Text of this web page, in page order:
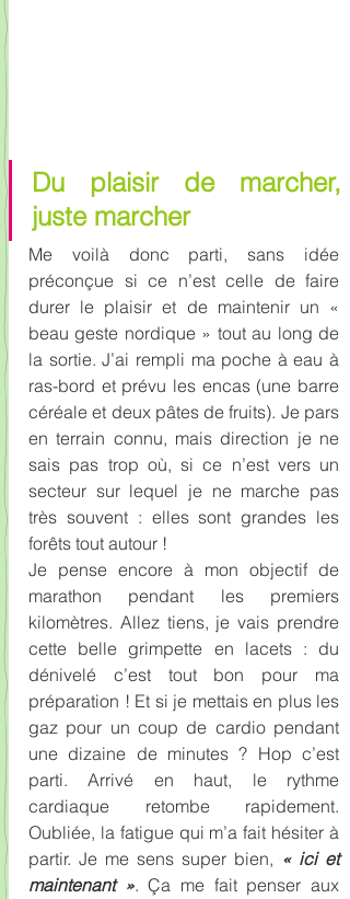
Du plaisir de marcher,
juste marcher
Me voilà donc parti, sans idée
préconçue si ce n’est celle de faire
durer le plaisir et de maintenir un «
beau geste nordique » tout au long de
la sortie. J’ai rempli ma poche à eau à
ras-bord et prévu les encas (une barre
céréale et deux pâtes de fruits). Je pars
en terrain connu, mais direction je ne
sais pas trop où, si ce n’est vers un
secteur sur lequel je ne marche pas
très souvent : elles sont grandes les
forêts tout autour !
Je pense encore à mon objectif de
marathon pendant les premiers
kilomètres. Allez tiens, je vais prendre
cette belle grimpette en lacets : du
dénivelé c’est tout bon pour ma
préparation ! Et si je mettais en plus les
gaz pour un coup de cardio pendant
une dizaine de minutes ? Hop c’est
parti. Arrivé en haut, le rythme
cardiaque retombe rapidement.
Oubliée, la fatigue qui m’a fait hésiter à
partir. Je me sens super bien, « ici et
maintenant ». Ça me fait penser aux